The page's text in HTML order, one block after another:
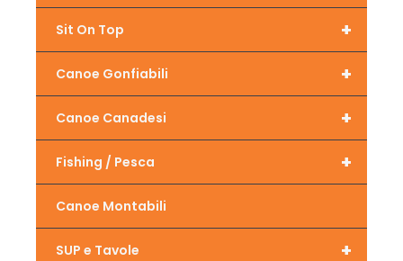
+
Sit On Top
+
Canoe Gonfiabili
+
Canoe Canadesi
+
Fishing / Pesca
Canoe Montabili
+
SUP e Tavole